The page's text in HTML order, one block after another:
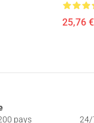
25,76 €
pays
24/